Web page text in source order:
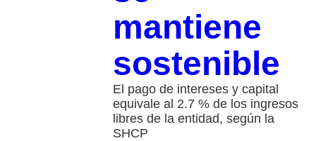
mantiene
sostenible
El pago de intereses y capital
equivale al 2.7 % de los ingresos
libres de la entidad, según la
SHCP